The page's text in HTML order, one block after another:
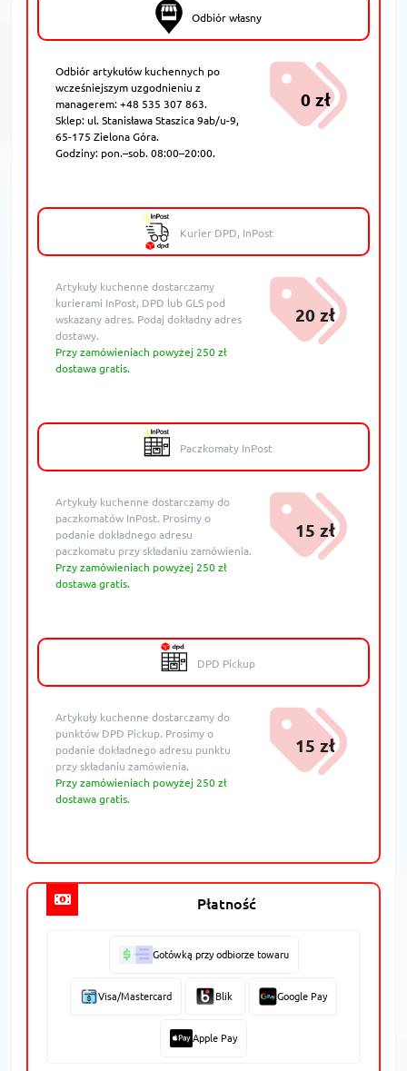
Odbiór własny
Odbiór artykułów kuchennych po
wcześniejszym uzgodnieniu z
managerem: +48 535 307 863.
Sklep: ul. Stanisława Staszica 9ab/u-9,
65-175 Zielona Góra.
Godziny: pon.–sob. 08:00–20:00.
0 zł
Kurier DPD, InPost
Artykuły kuchenne dostarczamy
kurierami InPost, DPD lub GLS pod
wskazany adres. Podaj dokładny adres
dostawy.
Przy zamówieniach powyżej 250 zł
dostawa gratis.
20 zł
Paczkomaty InPost
Artykuły kuchenne dostarczamy do
paczkomatów InPost. Prosimy o
podanie dokładnego adresu
paczkomatu przy składaniu zamówienia.
Przy zamówieniach powyżej 250 zł
dostawa gratis.
15 zł
DPD Pickup
Artykuły kuchenne dostarczamy do
punktów DPD Pickup. Prosimy o
podanie dokładnego adresu punktu
przy składaniu zamówienia.
Przy zamówieniach powyżej 250 zł
dostawa gratis.
15 zł
Płatność
Gotówką przy odbiorze towaru
Visa/Mastercard Blik Google Pay
Apple Pay